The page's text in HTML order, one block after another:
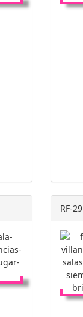
RF-29